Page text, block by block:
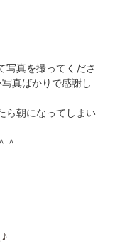
写真を撮ってくださ
真ばかりで感謝し
ら朝になってしまい
＾